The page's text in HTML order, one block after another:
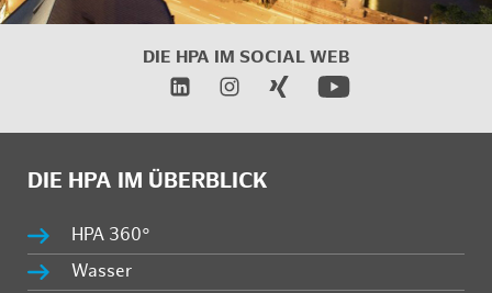
DIE HPA IM SOCIAL WEB
DIE HPA IM ÜBERBLICK
HPA 360°
Wasser